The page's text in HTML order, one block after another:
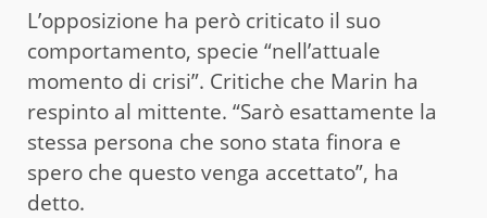
L’opposizione ha però criticato il suo
comportamento, specie “nell’attuale
momento di crisi”. Critiche che Marin ha
respinto al mittente. “Sarò esattamente la
stessa persona che sono stata finora e
spero che questo venga accettato”, ha
detto.